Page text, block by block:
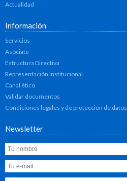
Actualidad
Información
Servicios
Asóciate
Estructura Directiva
Representación Institucional
Canal ético
Validar documentos
Condiciones legales y de protección de datos
Newsletter